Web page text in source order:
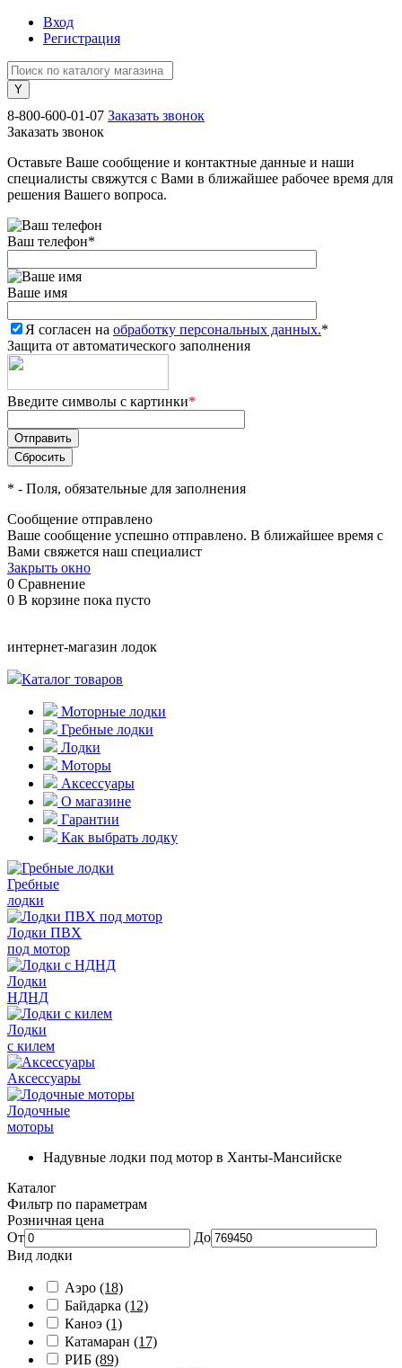
Вход
Регистрация
8-800-600-01-07 Заказать звонок
Заказать звонок
Оставьте Ваше сообщение и контактные данные и наши
специалисты свяжутся с Вами в ближайшее рабочее время для
решения Вашего вопроса.
Ваш телефон*
Ваше имя
Я согласен на обработку персональных данных.*
Защита от автоматического заполнения
Введите символы с картинки*
* - Поля, обязательные для заполнения
Сообщение отправлено
Ваше сообщение успешно отправлено. В ближайшее время с
Вами свяжется наш специалист
Закрыть окно
0 Сравнение
0 В корзине пока пусто
интернет-магазин лодок
Каталог товаров
Моторные лодки
Гребные лодки
Лодки
Моторы
Аксессуары
О магазине
Гарантии
Как выбрать лодку
Гребные
лодки
Лодки ПВХ
под мотор
Лодки
НДНД
Лодки
с килем
Аксессуары
Лодочные
моторы
Надувные лодки под мотор в Ханты-Мансийске
Каталог
Фильтр по параметрам
Розничная цена
От
До
Вид лодки
Аэро (18)
Байдарка (12)
Каноэ (1)
Катамаран (17)
РИБ (89)